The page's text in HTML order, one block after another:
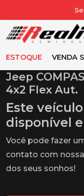
ESTOQUE VENDA
Jeep
4x2 Flex Aut.
Este
disponível
Você pode fazer
contato com
dos seus sonhos!